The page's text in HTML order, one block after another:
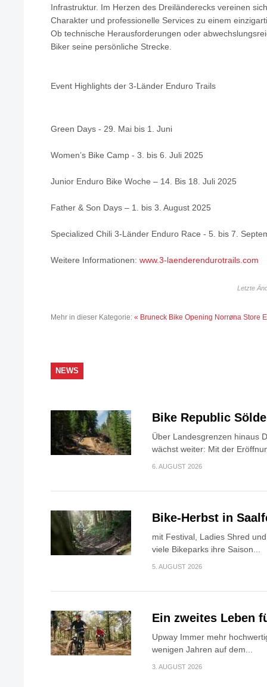
Infrastruktur. Im Herzen des Dreiländerecks vereinen
Charakter und professionelle Services zu einem
Ob technische Herausforderungen oder
Biker seine persönliche Strecke.
Event Highlights der 3-Länder Enduro Trails
Green Days - 29. Mai bis 1. Juni
Women’s Bike Camp - 3. bis 6. Juli 2025
Junior Enduro Bike Woche – 14. Bis 18. Juli 2025
Father & Son Days – 1. bis 3. August 2025
Specialized Chili 3-Länder Enduro Race - 5. bis 7.
Weitere Informationen: www.3-laenderendurotrails.com
Letzte
Mehr in dieser Kategorie: « Bruneck Bike Opening Norrøna Store
NEWS
Bike Republic
Über Landesgrenzen hinaus
wächst weiter: Mit der
6. AUGUST 2026
Bike-Herbst in
mit Festival, Ladies Shred
viele Bikeparks ihre Saison...
5. AUGUST 2026
Ein zweites Leben
Upway Immer mehr
wenigen Jahren auf dem...
3. AUGUST 2026